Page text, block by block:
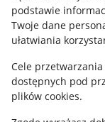
podstawie
Twoje dane
ułatwiania
Cele
dostępnych pod
plików cookies.
Polityka plików
Ustawienia plików
Udostępnianie
Informacje dla Aktu